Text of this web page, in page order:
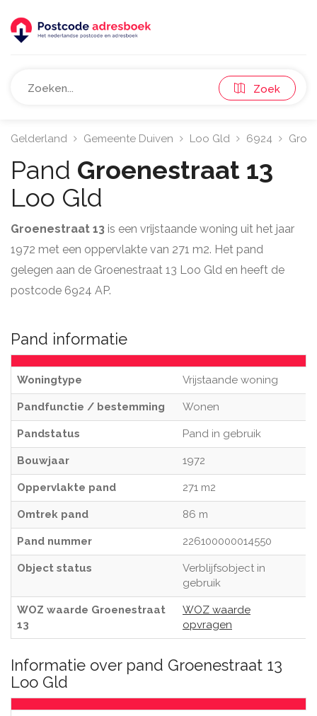
Zoek
Gelderland Gemeente Duiven Loo Gld 6924
Pand Groenestraat 13
Loo Gld
Groenestraat 13 is een vrijstaande woning uit het jaar
1972 met een oppervlakte van 271 m2. Het pand
gelegen aan de Groenestraat 13 Loo Gld en heeft de
postcode 6924 AP.
Pand informatie
Woningtype Vrijstaande woning
Pandfunctie / bestemming Wonen
Pandstatus Pand in gebruik
Bouwjaar 1972
Oppervlakte pand 271 m2
Omtrek pand 86 m
Pand nummer 226100000014550
Object status
Verblijfsobject in
gebruik
WOZ waarde Groenestraat
13
WOZ waarde
opvragen
Informatie over pand Groenestraat 13
Loo Gld